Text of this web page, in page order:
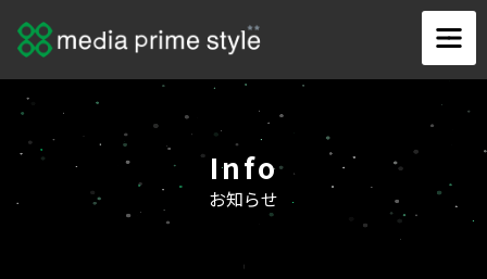
Info
お知らせ